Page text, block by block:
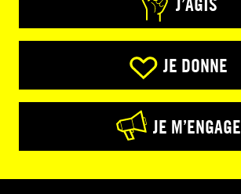
JE DONNE
JE M’ENGAGE